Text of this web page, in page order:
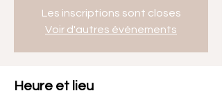
Les inscriptions sont closes
Voir d'autres événements
Heure et lieu